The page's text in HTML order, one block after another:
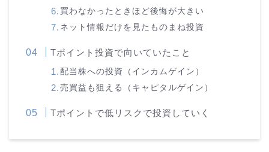
買わなかったときほど後悔が大きい
ネット情報だけを見たものまね投資
Tポイント投資で向いていたこと
配当株への投資（インカムゲイン）
売買益も狙える（キャピタルゲイン）
Tポイントで低リスクで投資していく